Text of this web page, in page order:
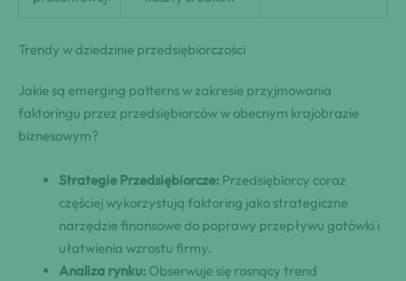
Trendy w dziedzinie przedsiębiorczości
Jakie są emerging patterns w zakresie przyjmowania
faktoringu przez przedsiębiorców w obecnym krajobrazie
biznesowym?
Strategie Przedsiębiorcze: Przedsiębiorcy coraz
częściej wykorzystują faktoring jako strategiczne
narzędzie finansowe do poprawy przepływu gotówki i
ułatwienia wzrostu firmy.
Analiza rynku: Obserwuje się rosnący trend